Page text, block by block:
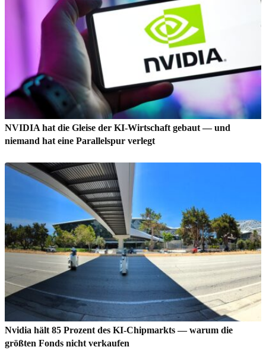
NVIDIA hat die Gleise der KI-Wirtschaft gebaut — und
niemand hat eine Parallelspur verlegt
Nvidia hält 85 Prozent des KI-Chipmarkts — warum die
größten Fonds nicht verkaufen